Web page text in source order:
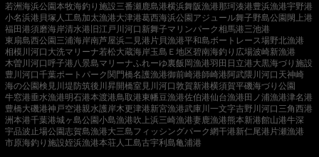
若洲海浜公園本牧海釣り施設三番瀬 鹿島港横浜舞阪漁港那珂湊港豊浜漁港宇野港
小名浜港 貝塚人工島加太漁港大津港葛西海浜公園アジュール舞子野島公園閖上港
福田港須磨海岸清水港 旧江戸川河口 新舞子マリンパーク相馬港三池港
東扇島西公園三浦海岸南芦屋浜二見港 片貝漁港平和島ボートレース場野北漁港
相模川河口 大洗マリーナ若松大蔵海岸玉島Ｅ地区碧南海釣り広場波崎新漁港
木曽川河口呼子港 八景島マリーナふれーゆ裏飯岡漁港羽田 日立港大黒海づり施設
豊川河口千葉ポートパーク関門橋名護漁港御前崎港師崎港阿武隈川河口 天神崎
海の公園検見川堤防筑後川昇開橋室見川河口敦賀新港横須賀平磯海づり公園
牛窓港垂水漁港明石港本渡港鳥取港東幡豆漁港佐伯港仙台漁港田ノ浦漁港津名港
豊橋大磯港神戸空港親水護岸木更津港新宮漁港武庫川一文字吉野川河口 三角西港
洲本港千葉港城ヶ島公園小島漁港吹上浜三崎漁港妻鹿漁港熊本新港館山港牛深
宇品波止場公園志賀島漁港大三島フィッシングパーク網干港新仁尾港 片瀬漁港
市原海釣り施設姪浜漁港本荘人工島古宇利島亀浦港